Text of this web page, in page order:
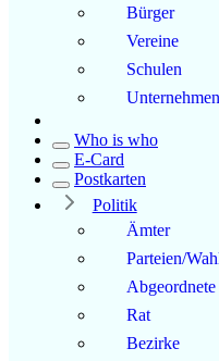
Bürger
Vereine
Schulen
Unternehmen
Who is who
E-Card
Postkarten
Politik
Ämter
Parteien/
Abgeordnete
Rat
Bezirke